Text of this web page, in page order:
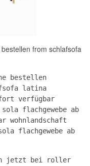
from schlafsofa
bestellen
latina
verfügbar
flachgewebe ab
wohnlandschaft
flachgewebe ab
jetzt bei roller